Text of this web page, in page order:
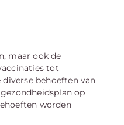
maar ook de
tot
behoeften van
op
worden